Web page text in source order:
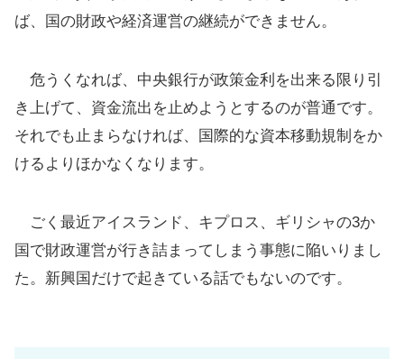
ば、国の財政や経済運営の継続ができません。
危うくなれば、中央銀行が政策金利を出来る限り引
き上げて、資金流出を止めようとするのが普通です。
それでも止まらなければ、国際的な資本移動規制をか
けるよりほかなくなります。
ごく最近アイスランド、キプロス、ギリシャの3か
国で財政運営が行き詰まってしまう事態に陥いりまし
た。新興国だけで起きている話でもないのです。